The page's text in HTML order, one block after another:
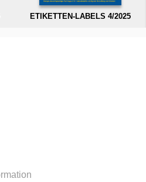
ETIKETTEN-LABELS 4/2025